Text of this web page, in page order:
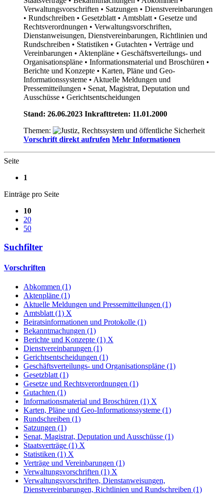
Verwaltungsvorschriften • Satzungen • Dienstvereinbarungen
• Rundschreiben • Gesetzblatt • Amtsblatt • Gesetze und
Rechtsverordnungen • Verwaltungsvorschriften,
Dienstanweisungen, Dienstvereinbarungen, Richtlinien und
Rundschreiben • Statistiken • Gutachten • Verträge und
Vereinbarungen • Aktenpläne • Geschäftsverteilungs- und
Organisationspläne • Informationsmaterial und Broschüren •
Berichte und Konzepte • Karten, Pläne und Geo-
Informationssysteme • Aktuelle Meldungen und
Pressemitteilungen • Senat, Magistrat, Deputation und
Ausschüsse • Gerichtsentscheidungen
Stand: 26.06.2023 Inkrafttreten: 11.01.2000
Themen:
Vorschrift direkt aufrufen Mehr Informationen
Seite
1
Einträge pro Seite
10
20
50
Suchfilter
Vorschriften
Abkommen (1)
Aktenpläne (1)
Aktuelle Meldungen und Pressemitteilungen (1)
Amtsblatt (1) X
Beiratsinformationen und Protokolle (1)
Bekanntmachungen (1)
Berichte und Konzepte (1) X
Dienstvereinbarungen (1)
Gerichtsentscheidungen (1)
Geschäftsverteilungs- und Organisationspläne (1)
Gesetzblatt (1)
Gesetze und Rechtsverordnungen (1)
Gutachten (1)
Informationsmaterial und Broschüren (1) X
Karten, Pläne und Geo-Informationssysteme (1)
Rundschreiben (1)
Satzungen (1)
Senat, Magistrat, Deputation und Ausschüsse (1)
Staatsverträge (1) X
Statistiken (1) X
Verträge und Vereinbarungen (1)
Verwaltungsvorschriften (1) X
Verwaltungsvorschriften, Dienstanweisungen,
Dienstvereinbarungen, Richtlinien und Rundschreiben (1)